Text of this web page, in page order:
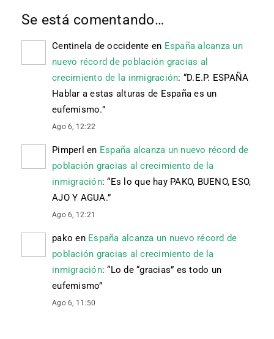
Se está comentando…
Centinela de occidente en España alcanza un
nuevo récord de población gracias al
crecimiento de la inmigración: “D.E.P. ESPAÑA
Hablar a estas alturas de España es un
eufemismo.”
Ago 6, 12:22
Pimperl en España alcanza un nuevo récord de
población gracias al crecimiento de la
inmigración: “Es lo que hay PAKO, BUENO, ESO,
AJO Y AGUA.”
Ago 6, 12:21
pako en España alcanza un nuevo récord de
población gracias al crecimiento de la
inmigración: “Lo de “gracias” es todo un
eufemismo”
Ago 6, 11:50